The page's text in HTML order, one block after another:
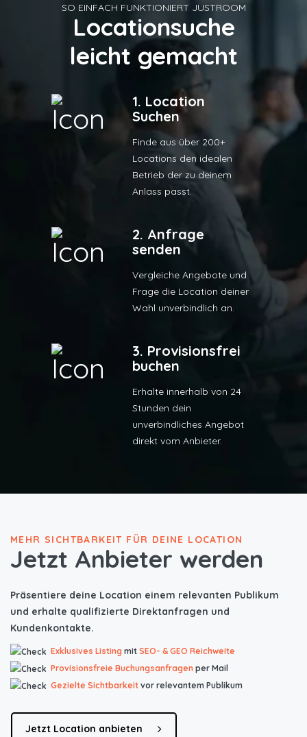
SO EINFACH FUNKTIONIERT JUSTROOM
Locationsuche
leicht gemacht
1. Location
Suchen
Finde aus über 200+
Locations den idealen
Betrieb der zu deinem
Anlass passt.
2. Anfrage
senden
Vergleiche Angebote und
Frage die Location deiner
Wahl unverbindlich an.
3. Provisionsfrei
buchen
Erhalte innerhalb von 24
Stunden dein
unverbindliches Angebot
direkt vom Anbieter.
MEHR SICHTBARKEIT FÜR DEINE LOCATION
Jetzt Anbieter werden
Präsentiere deine Location einem relevanten Publikum
und erhalte qualifizierte Direktanfragen und
Kundenkontakte.
Exklusives Listing mit SEO- & GEO Reichweite
Provisionsfreie Buchungsanfragen per Mail
Gezielte Sichtbarkeit vor relevantem Publikum
Jetzt Location anbieten